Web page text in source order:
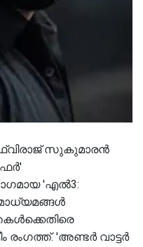
സുകുമാരൻ
'എൽ3:
രംഗത്ത്. 'അണ്ടർ വാട്ടർ